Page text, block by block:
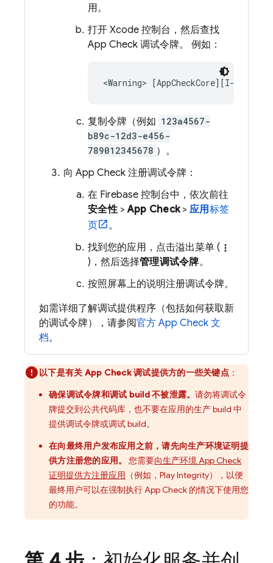
用。
打开 Xcode 控制台，然后查找
App Check 调试令牌。 例如：
复制令牌（例如 123a4567-
b89c-12d3-e456-
789012345678 ）。
向 App Check 注册调试令牌：
在 Firebase 控制台中，依次前往
安全性>App Check> 应用标签
页
。
找到您的应用，点击溢出菜单 ( more_vert
)，然后选择管理调试令牌。
按照屏幕上的说明注册调试令牌。
如需详细了解调试提供程序（包括如何获取新
的调试令牌），请参阅官方 App Check 文
档。
以下是有关 App Check 调试提供方的一些关键点：
确保调试令牌和调试 build 不被泄露。请勿将调试令
牌提交到公共代码库，也不要在应用的生产 build 中
提供调试令牌或调试 build。
在向最终用户发布应用之前，请先向生产环境证明提
供方注册您的应用。
您需要向生产环境 App Check
证明提供方注册应用 （例如，Play Integrity），以便
最终用户可以在强制执行 App Check 的情况下使用您
的功能。